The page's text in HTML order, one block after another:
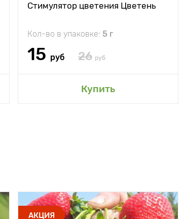
Стимулятор цветения Цветень
Кол-во в упаковке: 5 г
15 руб 26 руб
Купить
АКЦИЯ